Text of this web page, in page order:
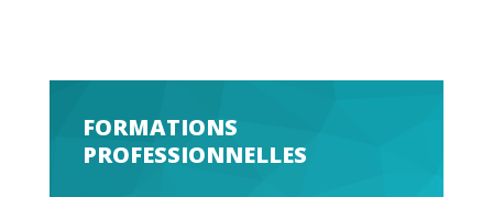
FORMATIONS
PROFESSIONNELLES